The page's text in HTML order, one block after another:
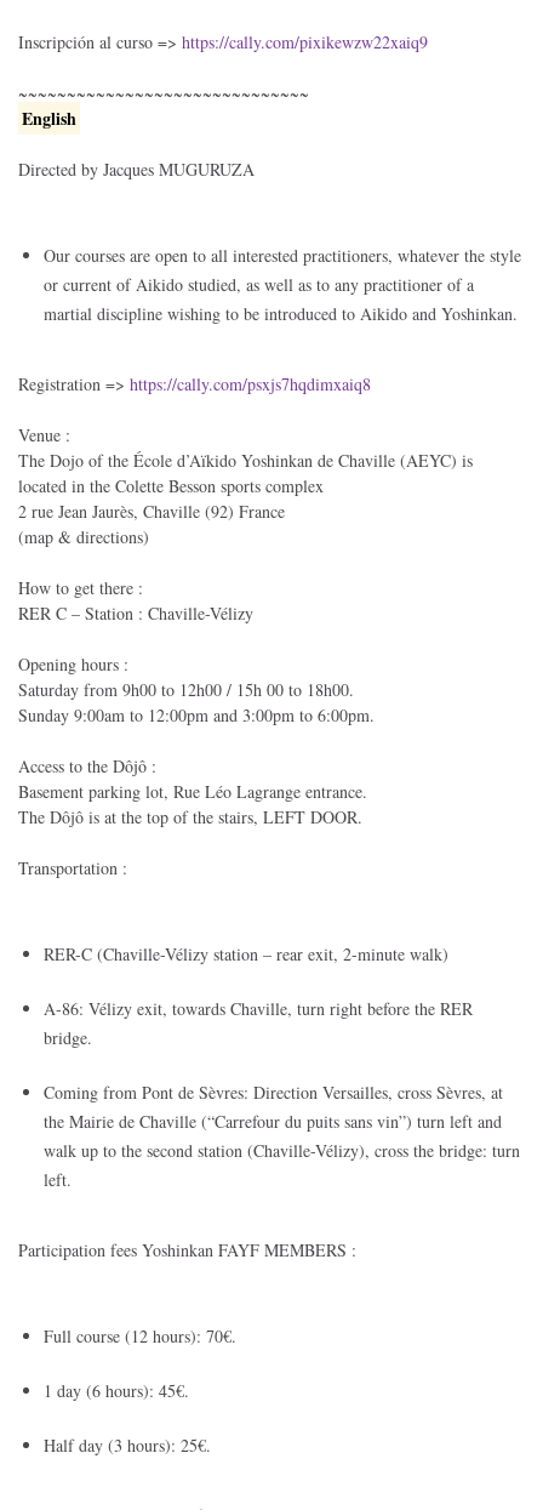
Inscripción al curso => https://cally.com/pixikewzw22xaiq9
~~~~~~~~~~~~~~~~~~~~~~~~~~~~~~
English
Directed by Jacques MUGURUZA
Our courses are open to all interested practitioners, whatever the style
or current of Aikido studied, as well as to any practitioner of a
martial discipline wishing to be introduced to Aikido and Yoshinkan.
Registration => https://cally.com/psxjs7hqdimxaiq8
Venue :
The Dojo of the École d’Aïkido Yoshinkan de Chaville (AEYC) is
located in the Colette Besson sports complex
2 rue Jean Jaurès, Chaville (92) France
(map & directions)
How to get there :
RER C – Station : Chaville-Vélizy
Opening hours :
Saturday from 9h00 to 12h00 / 15h 00 to 18h00.
Sunday 9:00am to 12:00pm and 3:00pm to 6:00pm.
Access to the Dôjô :
Basement parking lot, Rue Léo Lagrange entrance.
The Dôjô is at the top of the stairs, LEFT DOOR.
Transportation :
RER-C (Chaville-Vélizy station – rear exit, 2-minute walk)
A-86: Vélizy exit, towards Chaville, turn right before the RER
bridge.
Coming from Pont de Sèvres: Direction Versailles, cross Sèvres, at
the Mairie de Chaville (“Carrefour du puits sans vin”) turn left and
walk up to the second station (Chaville-Vélizy), cross the bridge: turn
left.
Participation fees Yoshinkan FAYF MEMBERS :
Full course (12 hours): 70€.
1 day (6 hours): 45€.
Half day (3 hours): 25€.